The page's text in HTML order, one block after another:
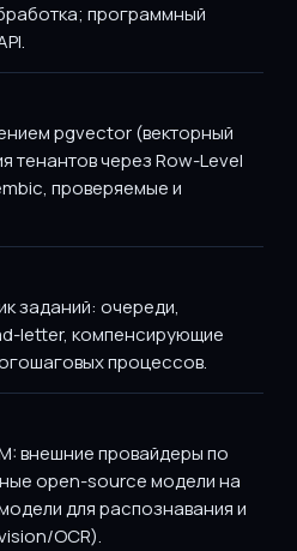
программный
pgvector (векторный
тенантов через Row-Level
проверяемые и
заданий: очереди,
letter, компенсирующие
процессов.
внешние провайдеры по
open-source модели на
для распознавания и
OCR).